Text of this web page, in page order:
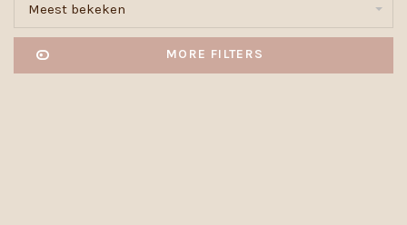
Meest bekeken
MORE FILTERS